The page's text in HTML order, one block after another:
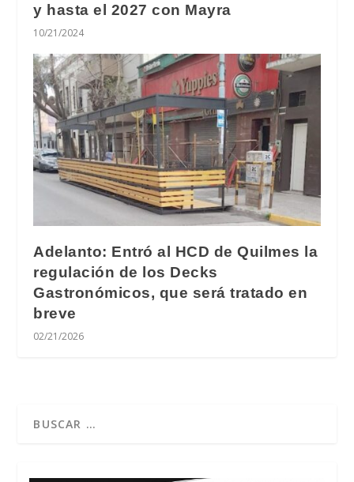
y hasta el 2027 con Mayra
10/21/2024
Adelanto: Entró al HCD de Quilmes la
regulación de los Decks
Gastronómicos, que será tratado en
breve
02/21/2026